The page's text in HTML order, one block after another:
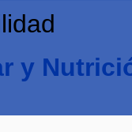
y